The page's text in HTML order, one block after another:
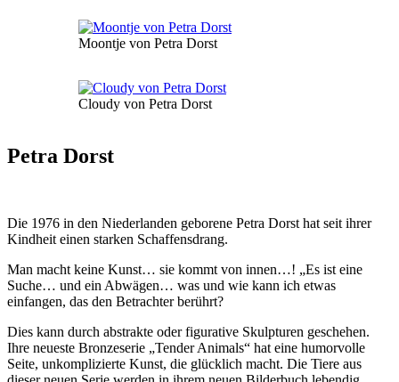
Moontje von Petra Dorst
Cloudy von Petra Dorst
Petra Dorst
Die 1976 in den Niederlanden geborene Petra Dorst hat seit ihrer
Kindheit einen starken Schaffensdrang.
Man macht keine Kunst… sie kommt von innen…! „Es ist eine
Suche… und ein Abwägen… was und wie kann ich etwas
einfangen, das den Betrachter berührt?
Dies kann durch abstrakte oder figurative Skulpturen geschehen.
Ihre neueste Bronzeserie „Tender Animals“ hat eine humorvolle
Seite, unkomplizierte Kunst, die glücklich macht. Die Tiere aus